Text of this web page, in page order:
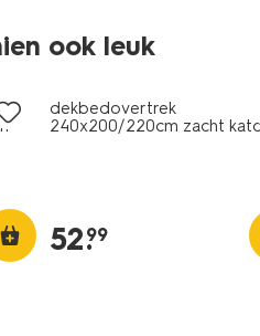
ook leuk
dekbedovertrek
240x200/220cm zacht
52.
99